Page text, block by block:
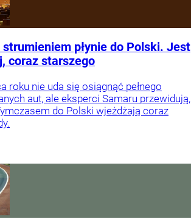
płynie do Polski. Jest
coraz starszego
roku nie uda się osiągnąć pełnego
aut, ale eksperci Samaru przewidują,
do Polski wjeżdżają coraz